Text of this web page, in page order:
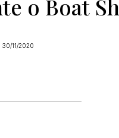
o Boat
30/11/2020